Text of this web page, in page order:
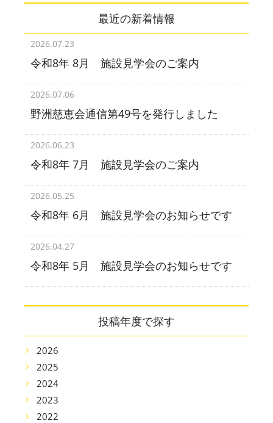
最近の新着情報
2026.07.23
令和8年 8月 施設見学会のご案内
2026.07.06
野洲慈恵会通信第49号を発行しました
2026.06.23
令和8年 7月 施設見学会のご案内
2026.05.25
令和8年 6月 施設見学会のお知らせです
2026.04.27
令和8年 5月 施設見学会のお知らせです
投稿年度で探す
2026
2025
2024
2023
2022